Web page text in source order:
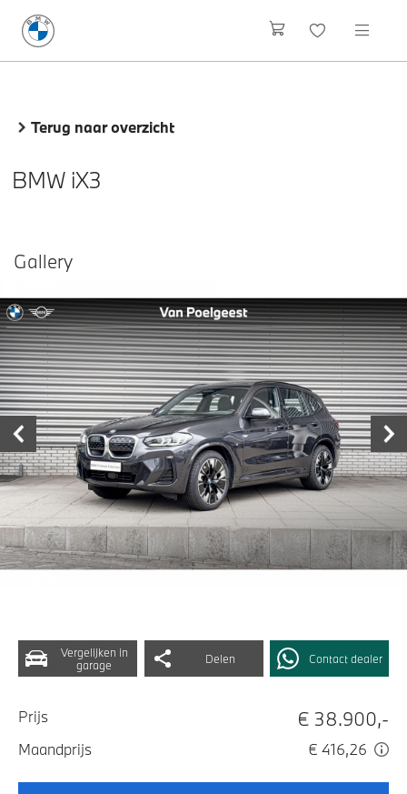
Terug naar overzicht
BMW iX3
Vergelijken in
garage
Delen Contact dealer
Prijs € 38.900,-
Maandprijs € 416,26
Gallery